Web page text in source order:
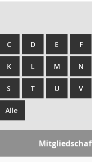
C D E F
K L M N
S T U V
Alle